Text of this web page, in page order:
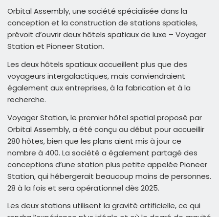
Orbital Assembly, une société spécialisée dans la
conception et la construction de stations spatiales,
prévoit d’ouvrir deux hôtels spatiaux de luxe – Voyager
Station et Pioneer Station.
Les deux hôtels spatiaux accueillent plus que des
voyageurs intergalactiques, mais conviendraient
également aux entreprises, à la fabrication et à la
recherche.
Voyager Station, le premier hôtel spatial proposé par
Orbital Assembly, a été conçu au début pour accueillir
280 hôtes, bien que les plans aient mis à jour ce
nombre à 400. La société a également partagé des
conceptions d’une station plus petite appelée Pioneer
Station, qui hébergerait beaucoup moins de personnes.
28 à la fois et sera opérationnel dès 2025.
Les deux stations utilisent la gravité artificielle, ce qui